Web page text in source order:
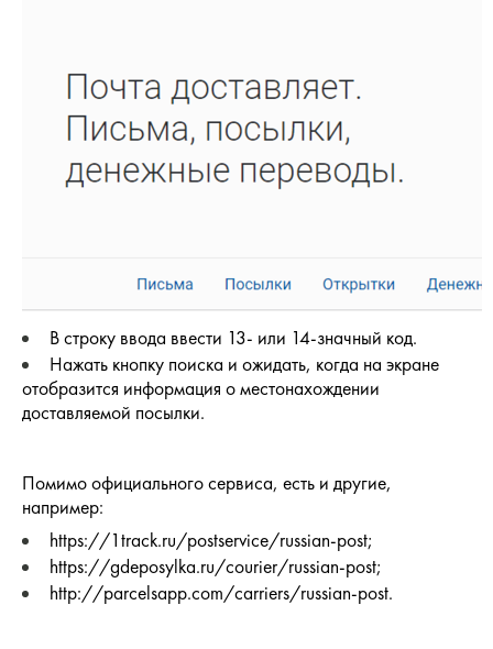
В строку ввода ввести 13- или 14-значный код.
Нажать кнопку поиска и ожидать, когда на экране
отобразится информация о местонахождении
доставляемой посылки.
Помимо официального сервиса, есть и другие,
например:
https://1track.ru/postservice/russian-post;
https://gdeposylka.ru/courier/russian-post;
http://parcelsapp.com/carriers/russian-post.